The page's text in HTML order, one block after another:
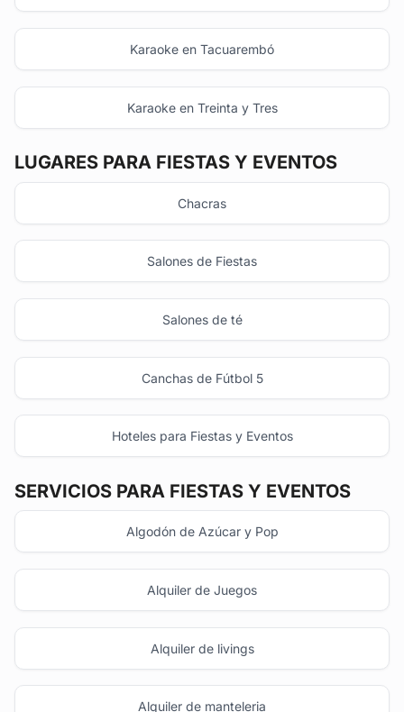
Karaoke en Tacuarembó
Karaoke en Treinta y Tres
LUGARES PARA FIESTAS Y EVENTOS
Chacras
Salones de Fiestas
Salones de té
Canchas de Fútbol 5
Hoteles para Fiestas y Eventos
SERVICIOS PARA FIESTAS Y EVENTOS
Algodón de Azúcar y Pop
Alquiler de Juegos
Alquiler de livings
Alquiler de manteleria